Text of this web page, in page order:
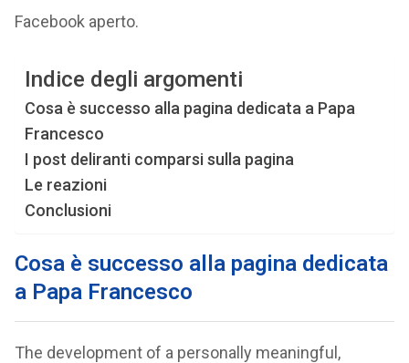
Facebook aperto.
Indice degli argomenti
Cosa è successo alla pagina dedicata a Papa
Francesco
I post deliranti comparsi sulla pagina
Le reazioni
Conclusioni
Cosa è successo alla pagina dedicata
a Papa Francesco
The development of a personally meaningful,